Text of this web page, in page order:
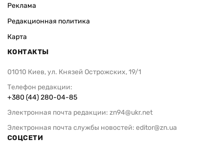
Реклама
Редакционная политика
Карта
КОНТАКТЫ
01010 Киев, ул. Князей Острожских, 19/1
Телефон редакции:
+380 (44) 280-04-85
Электронная почта редакции: zn94@ukr.net
Электронная почта службы новостей: editor@zn.ua
СОЦСЕТИ